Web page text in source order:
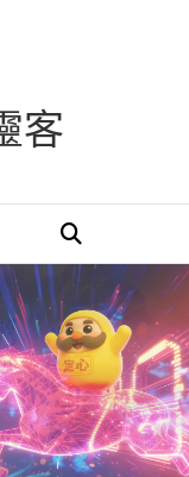
客